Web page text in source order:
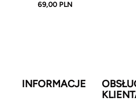
69,00 PLN
INFORMACJE